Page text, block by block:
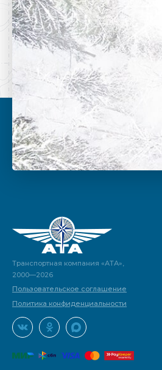
Транспортная компания «АТА»,
2000—2026
Пользовательское соглашение
Политика конфиденциальности